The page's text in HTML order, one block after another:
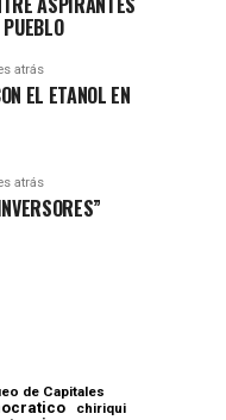
atrás
EL ETANOL EN
atrás
de Capitales
chiriqui